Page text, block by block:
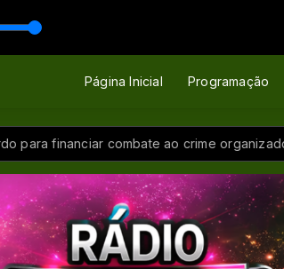
Página Inicial Programação
financiar combate ao crime organizado